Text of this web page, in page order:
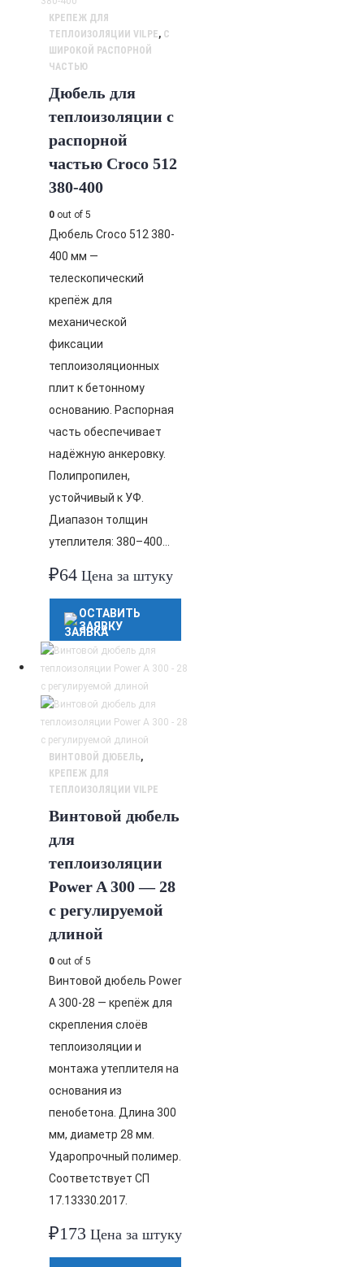
КРЕПЕЖ ДЛЯ
ТЕПЛОИЗОЛЯЦИИ VILPE, С
ШИРОКОЙ РАСПОРНОЙ
ЧАСТЬЮ
Дюбель для
теплоизоляции с
распорной
частью Croco 512
380-400
0 out of 5
Дюбель Croco 512 380-
400 мм —
телескопический
крепёж для
механической
фиксации
теплоизоляционных
плит к бетонному
основанию. Распорная
часть обеспечивает
надёжную анкеровку.
Полипропилен,
устойчивый к УФ.
Диапазон толщин
утеплителя: 380–400…
₽64 Цена за штуку
ОСТАВИТЬ
ЗАЯВКУ
ВИНТОВОЙ ДЮБЕЛЬ,
КРЕПЕЖ ДЛЯ
ТЕПЛОИЗОЛЯЦИИ VILPE
Винтовой дюбель
для
теплоизоляции
Power A 300 — 28
с регулируемой
длиной
0 out of 5
Винтовой дюбель Power
A 300-28 — крепёж для
скрепления слоёв
теплоизоляции и
монтажа утеплителя на
основания из
пенобетона. Длина 300
мм, диаметр 28 мм.
Ударопрочный полимер.
Соответствует СП
17.13330.2017.
₽173 Цена за штуку